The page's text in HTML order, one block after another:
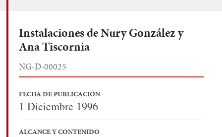
Instalaciones de Nury González y
Ana Tiscornia
NG-D-00025
FECHA DE PUBLICACIÓN
1 Diciembre 1996
ALCANCE Y CONTENIDO